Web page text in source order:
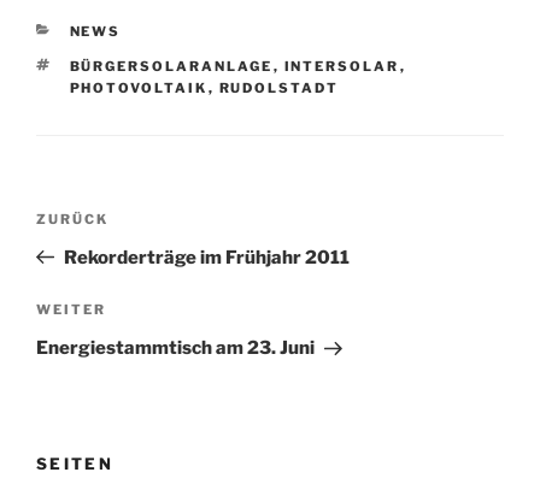
KATEGORIEN
NEWS
SCHLAGWÖRTER
BÜRGERSOLARANLAGE , INTERSOLAR ,
PHOTOVOLTAIK , RUDOLSTADT
Beitragsnavigation
Vorheriger
Beitrag
ZURÜCK
Rekorderträge im Frühjahr 2011
Nächster
Beitrag
WEITER
Energiestammtisch am 23. Juni
SEITEN